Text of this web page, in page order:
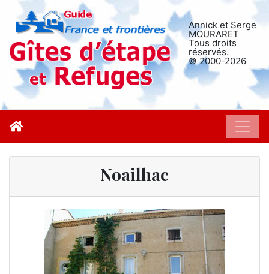
Annick et Serge
MOURARET
Tous droits
réservés.
© 2000-2026
Noailhac